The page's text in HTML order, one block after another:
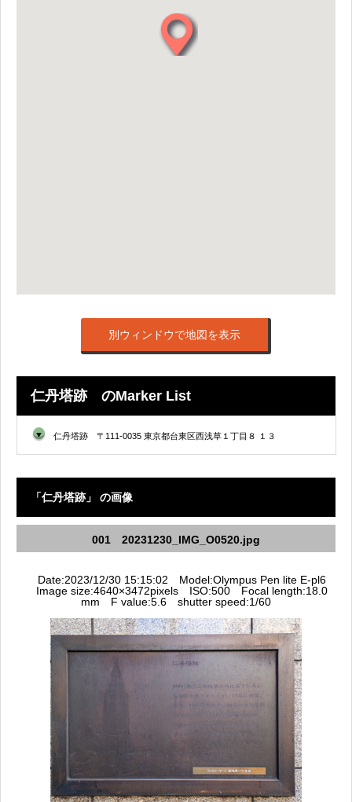
別ウィンドウで地図を表示
仁丹塔跡 のMarker List
▼ 仁丹塔跡 〒111-0035 東京都台東区西浅草１丁目８ １３
「仁丹塔跡」 の画像
001 20231230_IMG_O0520.jpg
Date:2023/12/30 15:15:02 Model:Olympus Pen lite E-pl6
Image size:4640×3472pixels ISO:500 Focal length:18.0
mm F value:5.6 shutter speed:1/60